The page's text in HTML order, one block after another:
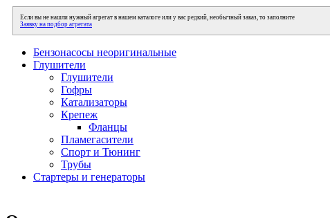
Если вы не нашли нужный агрегат в нашем каталоге или у вас редкий, необычный заказ, то заполните
Заявку на подбор агрегата
Бензонасосы неоригинальные
Глушители
Глушители
Гофры
Катализаторы
Крепеж
Фланцы
Пламегасители
Спорт и Тюнинг
Трубы
Стартеры и генераторы